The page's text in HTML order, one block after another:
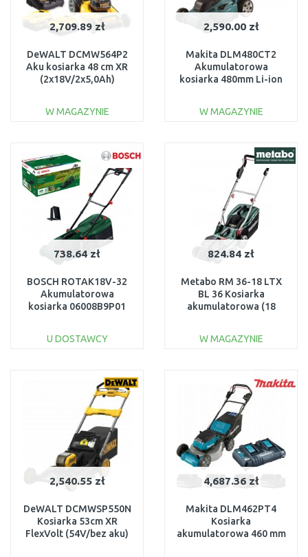
2,709.89 zł
DeWALT DCMW564P2
Aku kosiarka 48 cm XR
(2x18V/2x5,0Ah)
W MAGAZYNIE
Do porównania
2,590.00 zł
Makita DLM480CT2
Akumulatorowa
kosiarka 480mm Li-ion
W MAGAZYNIE
Do porównania
738.64 zł
BOSCH ROTAK18V-32
Akumulatorowa
kosiarka 06008B9P01
U DOSTAWCY
Do porównania
824.84 zł
Metabo RM 36-18 LTX
BL 36 Kosiarka
akumulatorowa (18
W MAGAZYNIE
Do porównania
2,540.55 zł
DeWALT DCMWSP550N
Kosiarka 53cm XR
FlexVolt (54V/bez aku)
4,687.36 zł
Makita DLM462PT4
Kosiarka
akumulatorowa 460 mm